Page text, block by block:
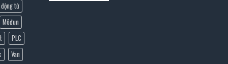
từ
Môđun
PLC
Van